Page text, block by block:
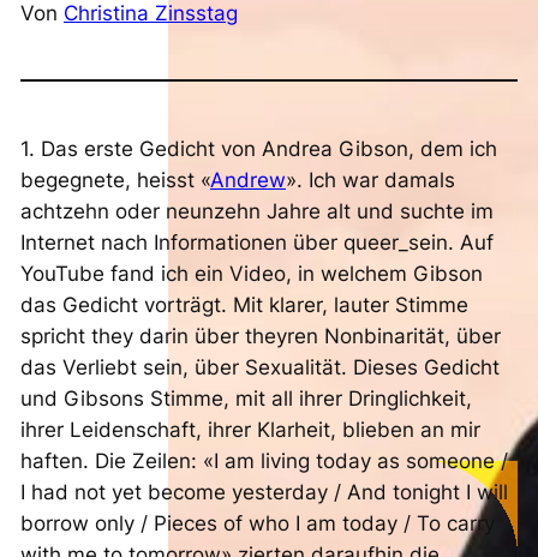
Von Christina Zinsstag
1. Das erste Gedicht von Andrea Gibson, dem ich
begegnete, heisst «Andrew». Ich war damals
achtzehn oder neunzehn Jahre alt und suchte im
Internet nach Informationen über queer_sein. Auf
YouTube fand ich ein Video, in welchem Gibson
das Gedicht vorträgt. Mit klarer, lauter Stimme
spricht they darin über theyren Nonbinarität, über
das Verliebt sein, über Sexualität. Dieses Gedicht
und Gibsons Stimme, mit all ihrer Dringlichkeit,
ihrer Leidenschaft, ihrer Klarheit, blieben an mir
haften. Die Zeilen: «I am living today as someone /
I had not yet become yesterday / And tonight I will
borrow only / Pieces of who I am today / To carry